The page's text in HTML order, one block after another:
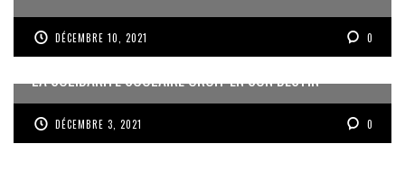
DÉCEMBRE 10, 2021 0
LA SOLIDARITÉ SCOLAIRE CROIT EN SON DESTIN
DÉCEMBRE 3, 2021 0